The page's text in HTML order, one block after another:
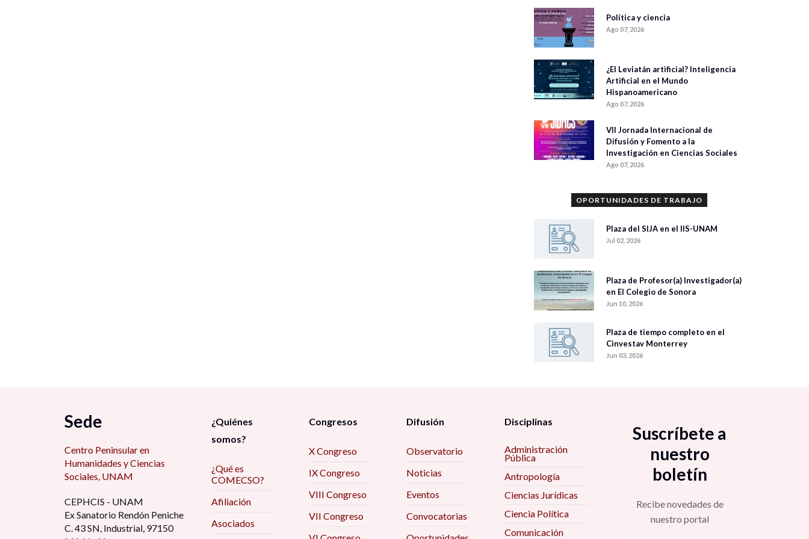
Política y ciencia
Ago 07, 2026
¿El Leviatán artificial? Inteligencia
Artificial en el Mundo
Hispanoamericano
Ago 07, 2026
VII Jornada Internacional de
Difusión y Fomento a la
Investigación en Ciencias Sociales
Ago 07, 2026
OPORTUNIDADES DE TRABAJO
Plaza del SIJA en el IIS-UNAM
Jul 02, 2026
Plaza de Profesor(a) Investigador(a)
en El Colegio de Sonora
Jun 10, 2026
Plaza de tiempo completo en el
Cinvestav Monterrey
Jun 03, 2026
Sede
Centro Peninsular en
Humanidades y Ciencias
Sociales, UNAM
CEPHCIS - UNAM
Ex Sanatorio Rendón Peniche
C. 43 SN, Industrial, 97150
¿Quiénes
somos?
¿Qué es
COMECSO?
Afiliación
Asociados
Congresos
X Congreso
IX Congreso
VIII Congreso
VII Congreso
Difusión
Observatorio
Noticias
Eventos
Convocatorias
Disciplinas
Administración
Pública
Antropología
Ciencias Jurídicas
Ciencia Política
Comunicación
Suscríbete a
nuestro
boletín
Recibe novedades de
nuestro portal